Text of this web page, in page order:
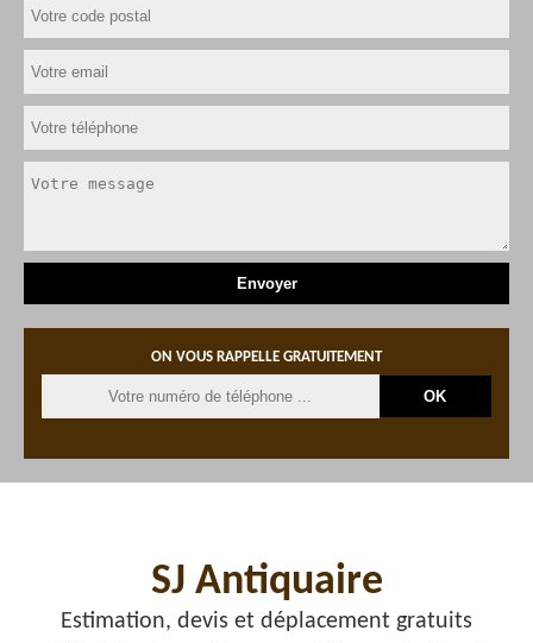
ON VOUS RAPPELLE GRATUITEMENT
SJ Antiquaire
Estimation, devis et déplacement gratuits